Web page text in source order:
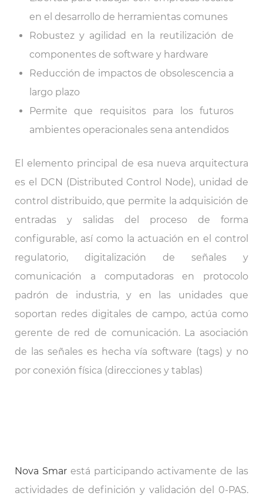
en el desarrollo de herramientas comunes
Robustez y agilidad en la reutilización de
componentes de software y hardware
Reducción de impactos de obsolescencia a
largo plazo
Permite que requisitos para los futuros
ambientes operacionales sena antendidos
El elemento principal de esa nueva arquitectura
es el DCN (Distributed Control Node), unidad de
control distribuido, que permite la adquisición de
entradas y salidas del proceso de forma
configurable, así como la actuación en el control
regulatorio, digitalización de señales y
comunicación a computadoras en protocolo
padrón de industria, y en las unidades que
soportan redes digitales de campo, actúa como
gerente de red de comunicación. La asociación
de las señales es hecha vía software (tags) y no
por conexión física (direcciones y tablas)
Nova Smarestá participando activamente de las
actividades de definición y validación del 0-PAS.